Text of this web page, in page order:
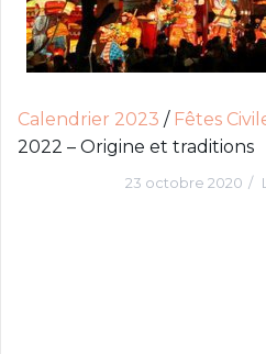
Calendrier 2023 / Fêtes
2022 – Origine et traditions
23 octobre 2020